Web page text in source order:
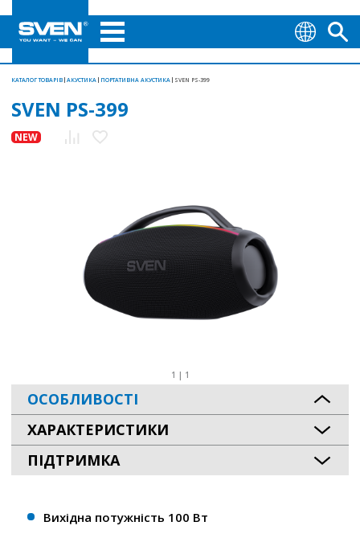
КАТАЛОГ ТОВАРІВ АКУСТИКА ПОРТАТИВНА АКУСТИКА SVEN PS-399
SVEN PS-399
NEW
1 | 1
ОСОБЛИВОСТІ
ХАРАКТЕРИСТИКИ
ПІДТРИМКА
Вихідна потужність 100 Вт